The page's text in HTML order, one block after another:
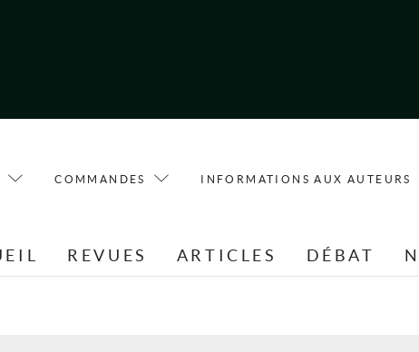
COMMANDES INFORMATIONS AUX AUTEURS
REVUES ARTICLES DÉBAT